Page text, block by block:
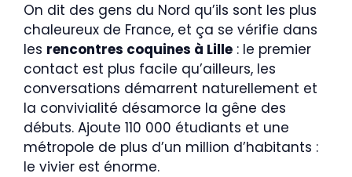
On dit des gens du Nord qu’ils sont les plus
chaleureux de France, et ça se vérifie dans
les rencontres coquines à Lille : le premier
contact est plus facile qu’ailleurs, les
conversations démarrent naturellement et
la convivialité désamorce la gêne des
débuts. Ajoute 110 000 étudiants et une
métropole de plus d’un million d’habitants :
le vivier est énorme.